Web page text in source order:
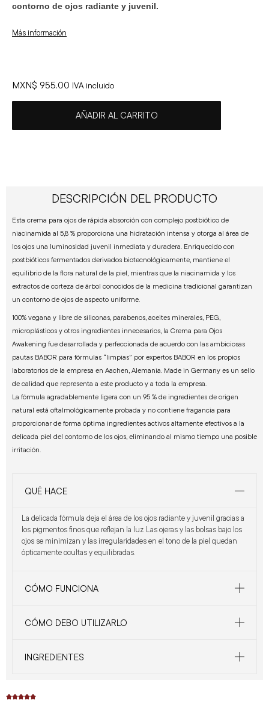
contorno de ojos radiante y juvenil.
Más información
MXN$ 955.00 IVA incluido
AÑADIR AL CARRITO
DESCRIPCIÓN DEL PRODUCTO
Esta crema para ojos de rápida absorción con complejo postbiótico de
niacinamida al 5,8 % proporciona una hidratación intensa y otorga al área de
los ojos una luminosidad juvenil inmediata y duradera. Enriquecido con
postbióticos fermentados derivados biotecnológicamente, mantiene el
equilibrio de la flora natural de la piel, mientras que la niacinamida y los
extractos de corteza de árbol conocidos de la medicina tradicional garantizan
un contorno de ojos de aspecto uniforme.
100% vegana y libre de siliconas, parabenos, aceites minerales, PEG,
microplásticos y otros ingredientes innecesarios, la Crema para Ojos
Awakening fue desarrollada y perfeccionada de acuerdo con las ambiciosas
pautas BABOR para fórmulas “limpias” por expertos BABOR en los propios
laboratorios de la empresa en Aachen, Alemania. Made in Germany es un sello
de calidad que representa a este producto y a toda la empresa.
La fórmula agradablemente ligera con un 95 % de ingredientes de origen
natural está oftalmológicamente probada y no contiene fragancia para
proporcionar de forma óptima ingredientes activos altamente efectivos a la
delicada piel del contorno de los ojos, eliminando al mismo tiempo una posible
irritación.
QUÉ HACE
La delicada fórmula deja el área de los ojos radiante y juvenil gracias a
los pigmentos finos que reflejan la luz. Las ojeras y las bolsas bajo los
ojos se minimizan y las irregularidades en el tono de la piel quedan
ópticamente ocultas y equilibradas.
CÓMO FUNCIONA
CÓMO DEBO UTILIZARLO
INGREDIENTES
